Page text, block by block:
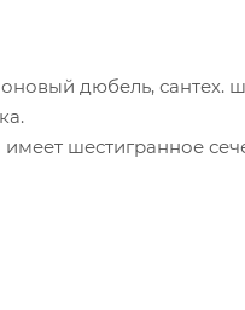
дюбель, сантех.
шестигранное